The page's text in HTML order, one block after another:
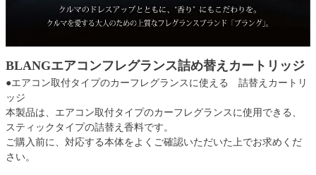
BLANGエアコンフレグランス詰め替えカートリッジ
●エアコン取付タイプのカーフレグランスに使える 詰替えカートリ
ッジ
本製品は、エアコン取付タイプのカーフレグランスに使用できる、
スティックタイプの詰替え香料です。
ご購入前に、対応する本体をよくご確認いただいた上でお求めくだ
さい。